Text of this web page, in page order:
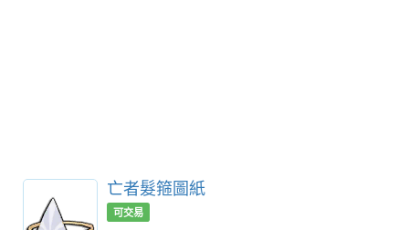
亡者髮箍圖紙
可交易